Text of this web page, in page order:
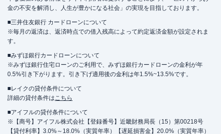
金の不安を解消し、人生が豊かになる社会」の実現を目指しております。
■三井住友銀行 カードローンについて
※毎月の返済は、返済時点での借入残高によって約定返済金額が設定されま
す。
■みずほ銀行カードローンについて
※みずほ銀行住宅ローンのご利用で、みずほ銀行カードローンの金利が年
0.5%引き下がります。引き下げ適用後の金利は年1.5%~13.5%です。
■レイクの貸付条件について
詳細の貸付条件はこちら
■アイフルの貸付条件について
※【商号】アイフル株式会社【登録番号】近畿財務局長（15）第00218号
【貸付利率】3.0%～18.0%（実質年率）【遅延損害金】20.0%（実質年率）